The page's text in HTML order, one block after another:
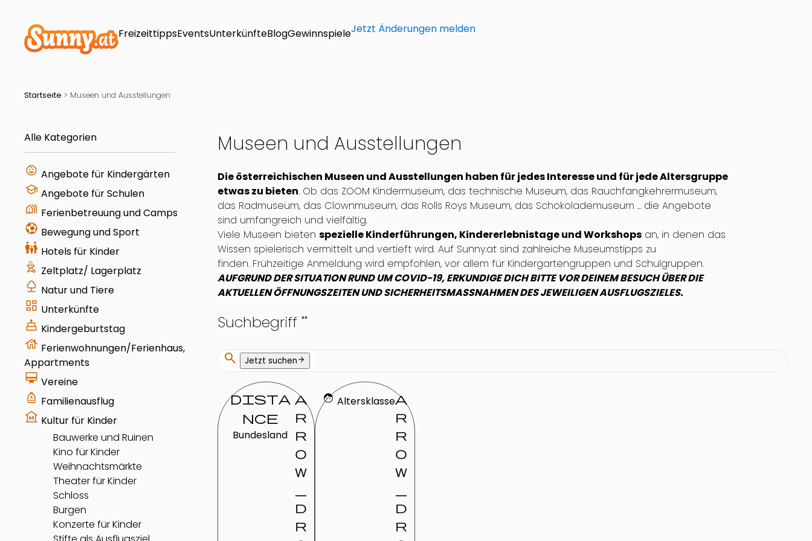
FreizeittippsEventsUnterkünfteBlogGewinnspieleJetzt Änderungen melden
Startseite > Museen und Ausstellungen
Alle Kategorien
child_care Angebote für Kindergärten
school Angebote für Schulen
holiday_village Ferienbetreuung und Camps
sports_and_outdoors Bewegung und Sport
family_restroom Hotels für Kinder
outdoor_grill Zeltplatz/ Lagerplatz
nature Natur und Tiere
dashboard Unterkünfte
cake Kindergeburtstag
house Ferienwohnungen/Ferienhaus,
Appartments
card_membership Vereine
your_trips Familienausflug
museum Kultur für Kinder
Bauwerke und Ruinen
Kino für Kinder
Weihnachtsmärkte
Theater für Kinder
Schloss
Burgen
Konzerte für Kinder
Museen und Ausstellungen
Die österreichischen Museen und Ausstellungen haben für jedes Interesse und für jede Altersgruppe
etwas zu bieten. Ob das ZOOM Kindermuseum, das technische Museum, das Rauchfangkehrermuseum,
das Radmuseum, das Clownmuseum, das Rolls Roys Museum, das Schokolademuseum ... die Angebote
sind umfangreich und vielfältig.
Viele Museen bieten spezielle Kinderführungen, Kindererlebnistage und Workshops an, in denen das
Wissen spielerisch vermittelt und vertieft wird. Auf Sunny.at sind zahlreiche Museumstipps zu
finden. Frühzeitige Anmeldung wird empfohlen, vor allem für Kindergartengruppen und Schulgruppen.
AUFGRUND DER SITUATION RUND UM COVID-19, ERKUNDIGE DICH BITTE VOR DEINEM BESUCH ÜBER DIE
AKTUELLEN ÖFFNUNGSZEITEN UND SICHERHEITSMASSNAHMEN DES JEWEILIGEN AUSFLUGSZIELES.
Suchbegriff ""
search Jetzt suchenarrow_forward
dista
nce
Bundesland
a
r
r
o
w
d
r
face Altersklassea
r
r
o
w
d
r